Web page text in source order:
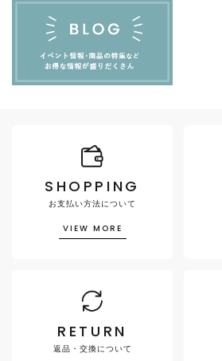
SHOPPING
お支払い方法について
VIEW MORE
RETURN
返品・交換について